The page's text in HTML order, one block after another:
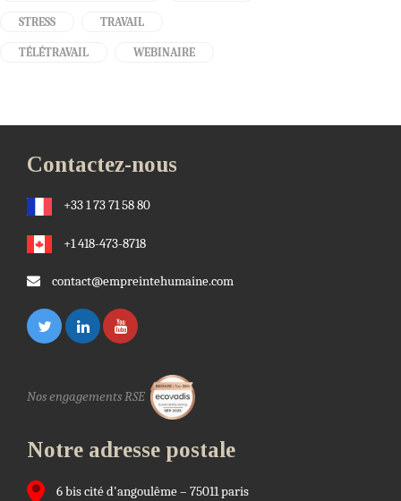
STRESS TRAVAIL
TÉLÉTRAVAIL WEBINAIRE
Contactez-nous
+33 1 73 71 58 80
+1 418-473-8718
contact@empreintehumaine.com
Nos engagements RSE
Notre adresse postale
6 bis cité d'angoulême – 75011 paris